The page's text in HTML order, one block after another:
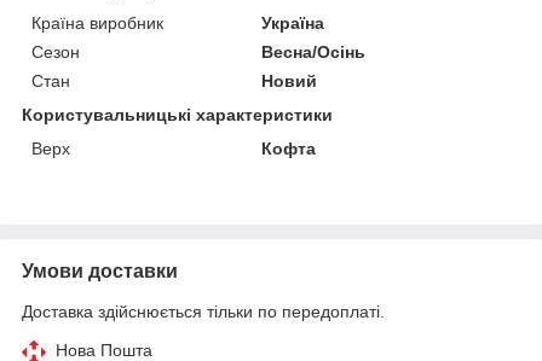
Країна виробник
Україна
Сезон
Весна/Осінь
Стан
Новий
Користувальницькі характеристики
Верх
Кофта
Умови доставки
Доставка здійснюється тільки по передоплаті.
Нова Пошта